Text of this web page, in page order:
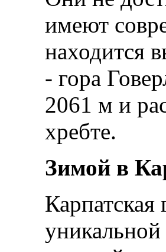
имеют
находится
- гора
2061 м и
хребте.
Зимой в
Карпатская